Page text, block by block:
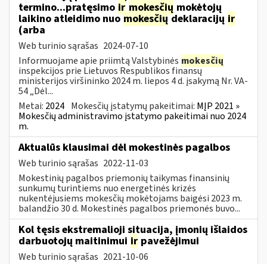
termino...pratęsimo ir mokesčių mokėtojų
laikino atleidimo nuomokesčiųdeklaracijų ir
(arba
Web turinio sąrašas 2024-07-10
Informuojame apie priimtą Valstybinės mokesčių
inspekcijos prie Lietuvos Respublikos finansų
ministerijos viršininko 2024 m. liepos 4 d. įsakymą Nr. VA-
54 „Dėl...
Metai: 2024 Mokesčių įstatymų pakeitimai: MĮP 2021 »
Mokesčių administravimo įstatymo pakeitimai nuo 2024
m.
Aktualūs klausimai dėl mokestinės pagalbos
Web turinio sąrašas 2022-11-03
Mokestinių pagalbos priemonių taikymas finansinių
sunkumų turintiems nuo energetinės krizės
nukentėjusiems mokesčių mokėtojams baigėsi 2023 m.
balandžio 30 d. Mokestinės pagalbos priemonės buvo...
Kol tęsis ekstremalioji situacija, įmonių išlaidos
darbuotojų maitinimui ir pavežėjimui
Web turinio sąrašas 2021-10-06